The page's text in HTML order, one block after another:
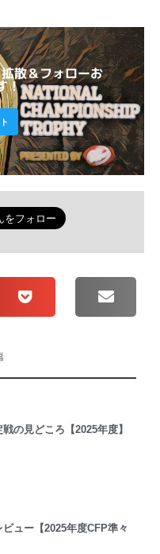
散＆フォローお
！
の見どころ【2025年度】
ュー【2025年度CFP準々